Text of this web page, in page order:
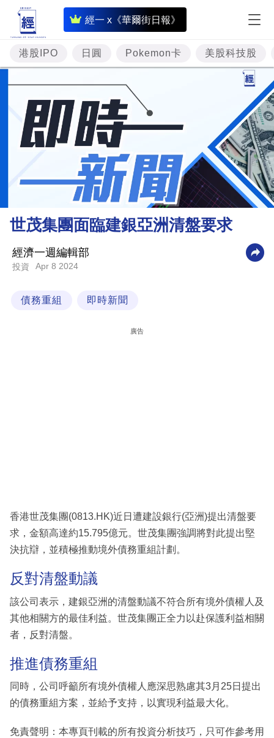
經一 x《華爾街日報》
即
時
財
經
專
題
投
資
樓
市
財
商
業
閱
專
區
港股IPO 日圓 Pokemon卡 美股科技股
世茂集團面臨建銀亞洲清盤要求
經濟一週編輯部
投資 Apr 8 2024
債務重組 即時新聞
廣告
香港世茂集團(0813.HK)近日遭建設銀行(亞洲)提出清盤要
求，金額高達約15.795億元。世茂集團強調將對此提出堅
決抗辯，並積極推動境外債務重組計劃。
反對清盤動議
該公司表示，建銀亞洲的清盤動議不符合所有境外債權人及
其他相關方的最佳利益。世茂集團正全力以赴保護利益相關
者，反對清盤。
推進債務重組
同時，公司呼籲所有境外債權人應深思熟慮其3月25日提出
的債務重組方案，並給予支持，以實現利益最大化。
免責聲明：本專頁刊載的所有投資分析技巧，只可作參考用